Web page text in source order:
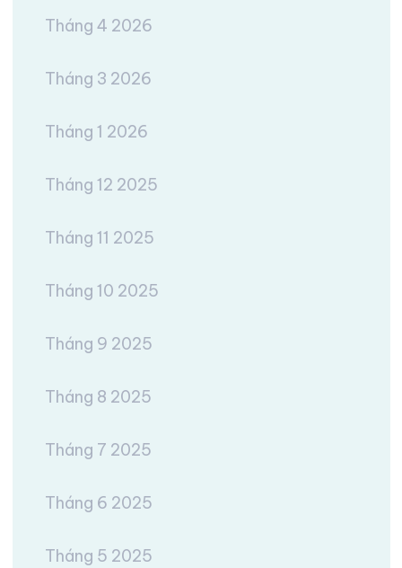
Tháng 4 2026
Tháng 3 2026
Tháng 1 2026
Tháng 12 2025
Tháng 11 2025
Tháng 10 2025
Tháng 9 2025
Tháng 8 2025
Tháng 7 2025
Tháng 6 2025
Tháng 5 2025